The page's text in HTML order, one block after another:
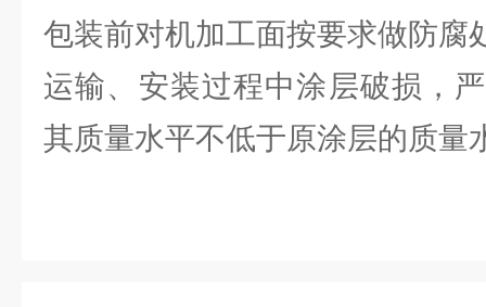
包装前对机加工面按要求做防腐
运输、安装过程中涂层破损，
其质量水平不低于原涂层的质量